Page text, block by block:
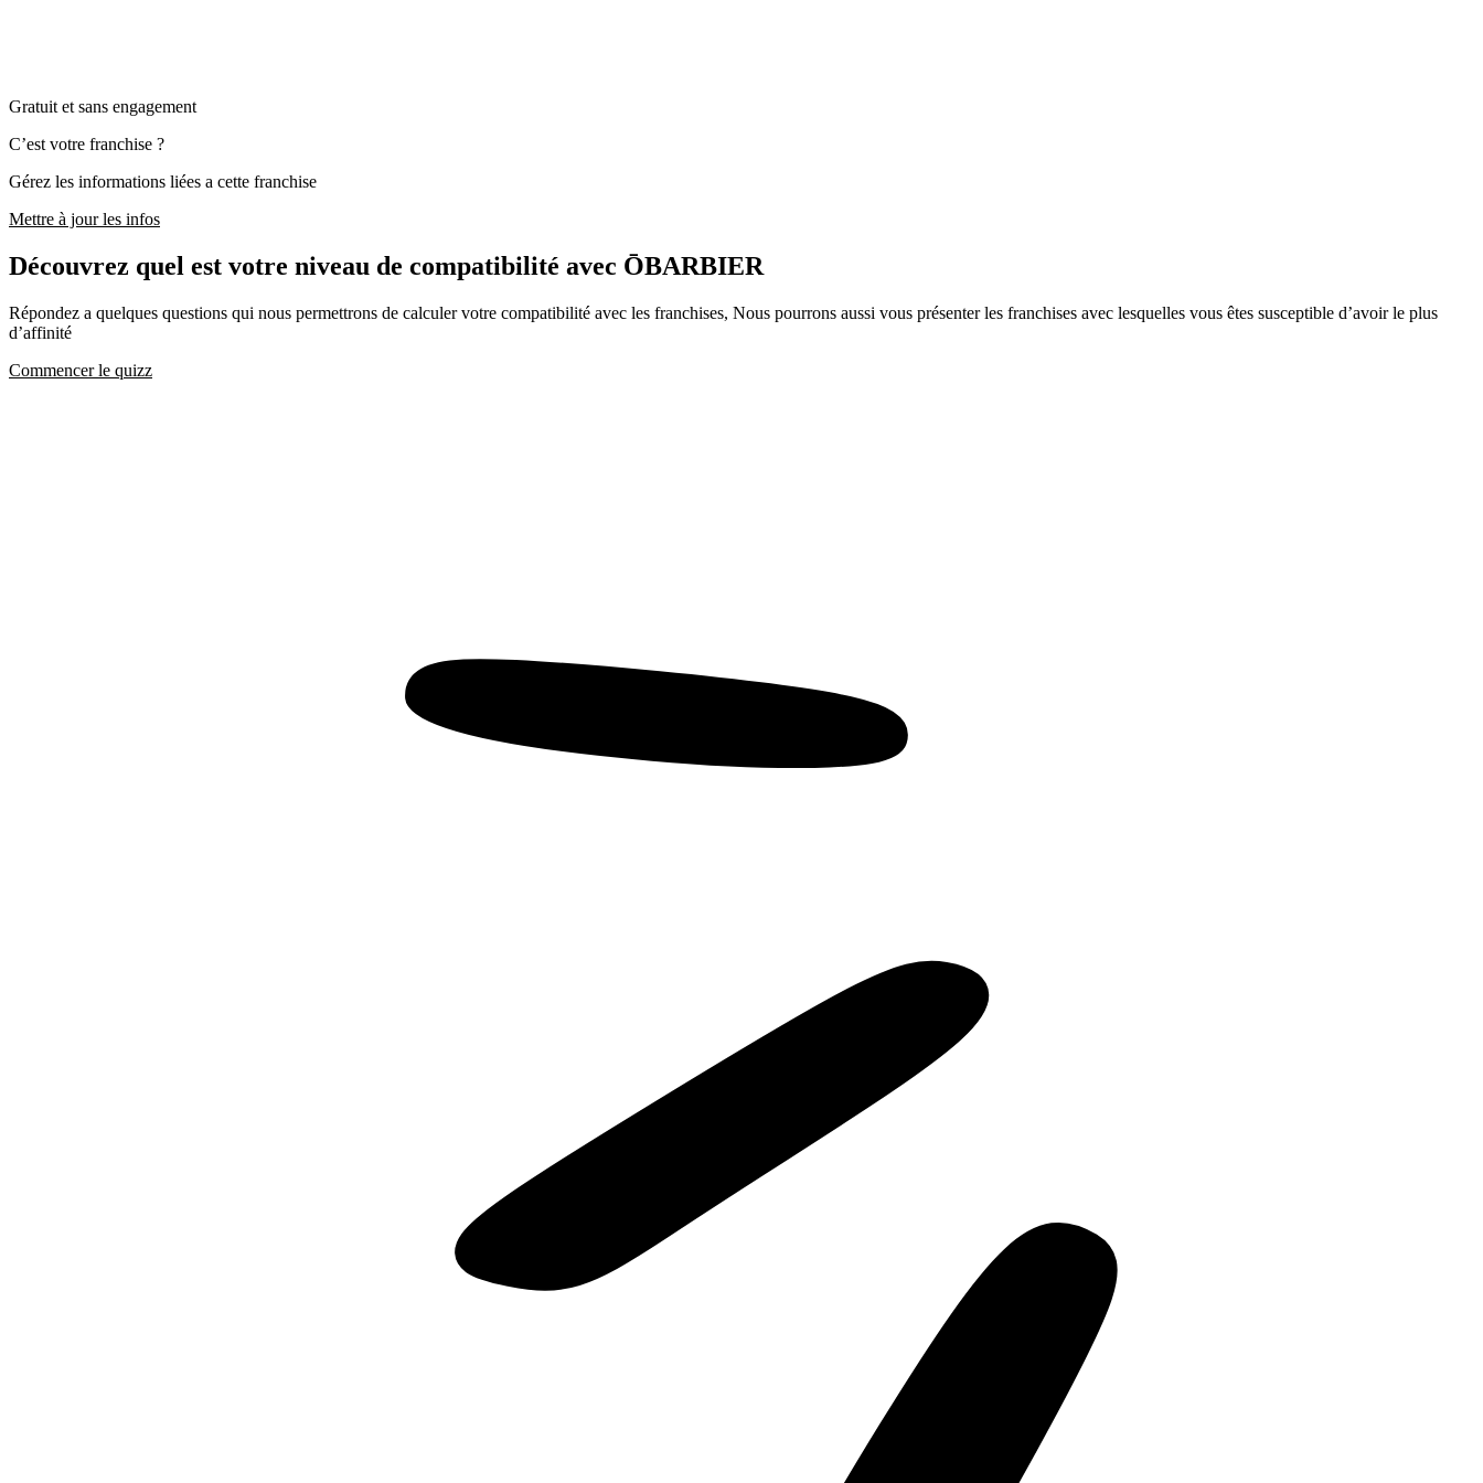
Gratuit et sans engagement
C’est votre franchise ?
Gérez les informations liées a cette franchise
Mettre à jour les infos
Découvrez quel est votre niveau de compatibilité avec ŌBARBIER
Répondez a quelques questions qui nous permettrons de calculer votre compatibilité avec les franchises, Nous pourrons aussi vous présenter les franchises avec lesquelles vous êtes susceptible d’avoir le plus
d’affinité
Commencer le quizz